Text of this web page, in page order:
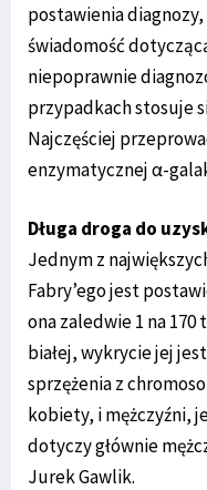
postawienia
świadomość
niepoprawnie
przypadkach stosuje
Najczęściej
enzymatycznej α-
Długa droga do
Jednym z
Fabry’ego jest
ona zaledwie 1 na
białej, wykrycie jej
sprzężenia z
kobiety, i mężczyźni,
dotyczy głównie
Jurek Gawlik.